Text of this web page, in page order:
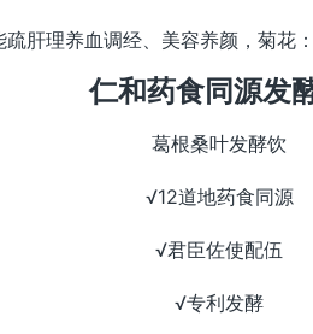
疏肝理养血调经、美容养颜，菊花
仁和药食同源发
葛根桑叶发酵饮
√12道地药食同源
√君臣佐使配伍
√专利发酵